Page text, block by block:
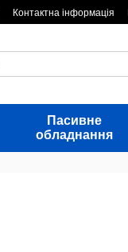
Контактна інформація
Пасивне
обладнання